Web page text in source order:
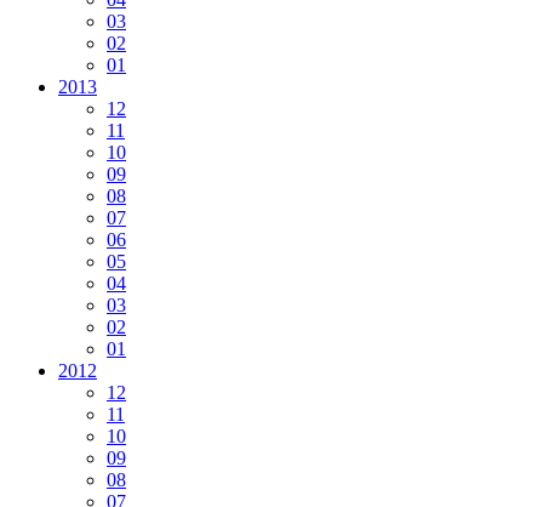
03
02
01
2013
12
11
10
09
08
07
06
05
04
03
02
01
2012
12
11
10
09
08
07